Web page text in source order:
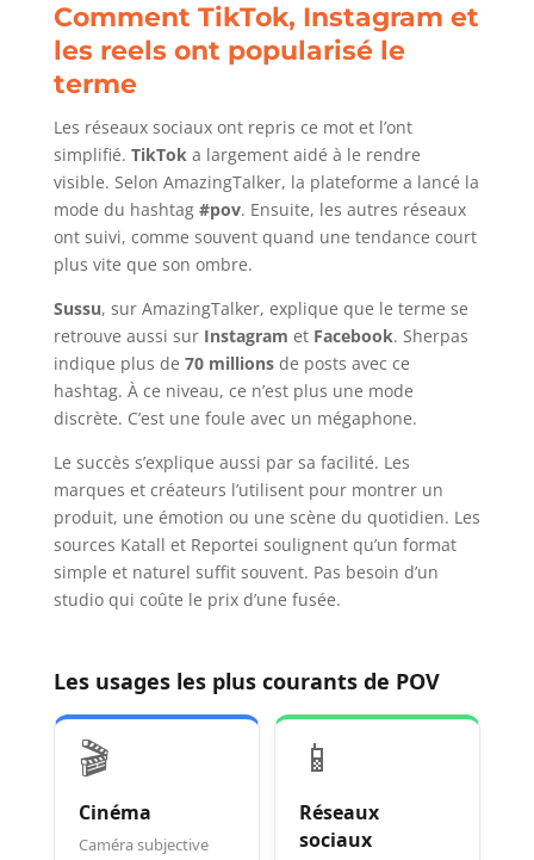
Comment TikTok, Instagram et
les reels ont popularisé le
terme
Les réseaux sociaux ont repris ce mot et l’ont
simplifié. TikToka largement aidé à le rendre
visible. Selon AmazingTalker, la plateforme a lancé la
mode du hashtag #pov. Ensuite, les autres réseaux
ont suivi, comme souvent quand une tendance court
plus vite que son ombre.
Sussu, sur AmazingTalker, explique que le terme se
retrouve aussi sur Instagram et Facebook. Sherpas
indique plus de 70 millionsde posts avec ce
hashtag. À ce niveau, ce n’est plus une mode
discrète. C’est une foule avec un mégaphone.
Le succès s’explique aussi par sa facilité. Les
marques et créateurs l’utilisent pour montrer un
produit, une émotion ou une scène du quotidien. Les
sources Katall et Reportei soulignent qu’un format
simple et naturel suffit souvent. Pas besoin d’un
studio qui coûte le prix d’une fusée.
Les usages les plus courants de POV
🎬
Cinéma
Caméra subjective
📱
Réseaux
sociaux